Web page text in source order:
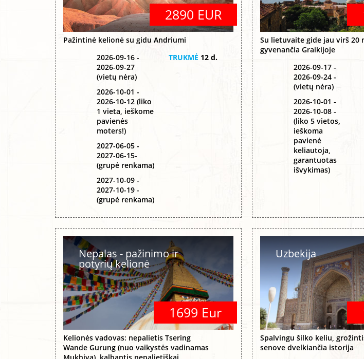
2890 EUR
Pažintinė kelionė su gidu Andriumi
2026-09-16 -
2026-09-27
(vietų nėra)
2026-10-01 -
2026-10-12 (liko
1 vieta, ieškome
pavienės
moters!)
2027-06-05 -
2027-06-15-
(grupė renkama)
2027-10-09 -
2027-10-19 -
(grupė renkama)
TRUKMĖ 12 d.
Su lietuvaite gide jau virš 20
gyvenančia Graikijoje
2026-09-17 -
2026-09-24 -
(vietų nėra)
2026-10-01 -
2026-10-08 -
(liko 5 vietos,
ieškoma
pavienė
keliautoja,
garantuotas
išvykimas)
Nepalas - pažinimo ir
potyrių kelionė
1699 Eur
Kelionės vadovas: nepalietis Tsering
Wande Gurung (nuo vaikystės vadinamas
Uzbekija
Spalvingu šilko keliu,
senove dvelkiančia istorija